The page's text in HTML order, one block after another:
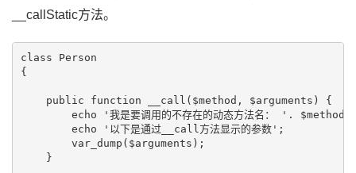
__callStatic方法。
class Person
{
    public function __call($method, $arguments) {
        echo '我是要调用的不存在的动态方法名： '. $method;
        echo '以下是通过__call方法显示的参数';
        var_dump($arguments);
    }